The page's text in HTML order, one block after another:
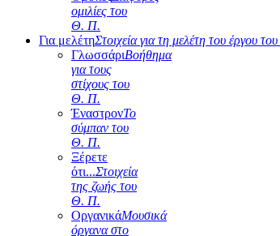
ομιλίες του
Θ. Π.
Για μελέτηΣτοιχεία για τη μελέτη του έργου
ΓλωσσάριΒοήθημα
για τους
στίχους του
Θ. Π.
ΈναστρονΤο
σύμπαν του
Θ. Π.
Ξέρετε
ότι...Στοιχεία
της ζωής του
Θ. Π.
ΟργανικάΜουσικά
όργανα στο